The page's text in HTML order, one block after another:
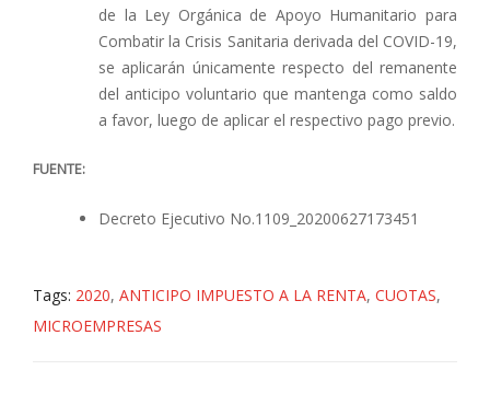
de la Ley Orgánica de Apoyo Humanitario para
Combatir la Crisis Sanitaria derivada del COVID-19,
se aplicarán únicamente respecto del remanente
del anticipo voluntario que mantenga como saldo
a favor, luego de aplicar el respectivo pago previo.
FUENTE:
Decreto Ejecutivo No.1109_20200627173451
Tags: 2020, ANTICIPO IMPUESTO A LA RENTA, CUOTAS,
MICROEMPRESAS